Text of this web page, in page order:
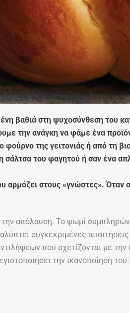
βαθιά στη ψυχοσύνθεση του
την ανάγκη να φάμε ένα
της γειτονιάς ή από τη
του φαγητού ή σαν ένα
στους «γνώστες». Όταν
απόλαυση. Το ψωμί
συγκεκριμένες
που σχετίζονται με
την ικανοποίηση